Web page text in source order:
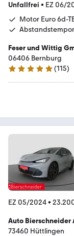
Unfallfrei • EZ 06/
Motor Euro 6d-
Feser und Wittig
06406 Bernburg
4.9 Sterne
(115)
EZ 05/2024•
Auto Bierschneider
73460 Hüttlingen